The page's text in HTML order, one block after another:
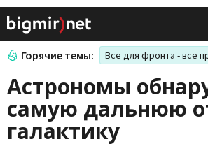
Горячие темы: Все для фронта - все
Астрономы
самую дальнюю
галактику